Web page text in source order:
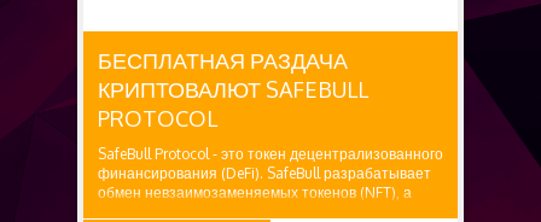
БЕСПЛАТНАЯ РАЗДАЧА
КРИПТОВАЛЮТ SAFEBULL
PROTOCOL
SafeBull Protocol - это токен децентрализованного
финансирования (DeFi). SafeBull разрабатывает
обмен невзаимозаменяемых токенов (NFT), а